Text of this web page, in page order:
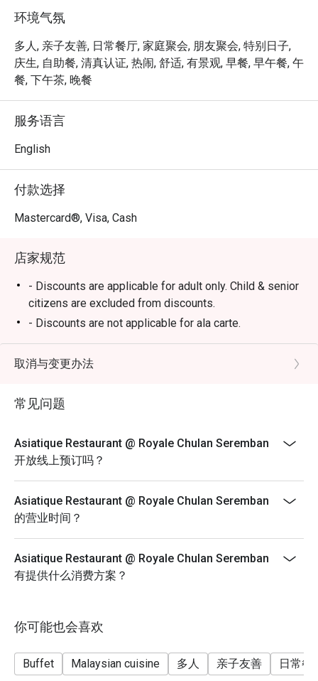
忘体验在于：
*   “舌尖上的世界”：尽情享用丰盛菜色，赞颂马来西亚传
统与西方烹饪艺术，满足您对各种风味的渴望。
*   “池畔的悠闲时光”：逃离城市喧嚣，在静谧的环境中用
*   “难以忘怀的甜蜜句点”：千万别错过甜点区——备受宾客
赞誉的一大亮点，提供各式令人愉悦满足的甜品。
适合轻松的家庭聚餐、欢庆的团体晚宴，或独自一人的宁
静享受。
环境气氛
多人, 亲子友善, 日常餐厅, 家庭聚会, 朋友聚会, 特别日子,
庆生, 自助餐, 清真认证, 热闹, 舒适, 有景观, 早餐, 早午餐, 午
餐, 下午茶, 晚餐
服务语言
English
付款选择
Mastercard®, Visa, Cash
店家规范
- Discounts are applicable for adult only. Child & senior
citizens are excluded from discounts.
- Discounts are not applicable for ala carte.
BBQ Buffet Dinner - Friday and Saturday (6.30pm to
10pm)
取消与变更办法
常见问题
Asiatique Restaurant @ Royale Chulan Seremban
开放线上预订吗？
Asiatique Restaurant @ Royale Chulan Seremban
的营业时间？
Asiatique Restaurant @ Royale Chulan Seremban
有提供什么消费方案？
你可能也会喜欢
Buffet Malaysian cuisine 多人 亲子友善 日常餐